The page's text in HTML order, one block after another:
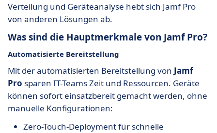
Verteilung und Geräteanalyse hebt sich Jamf Pro
von anderen Lösungen ab.
Was sind die Hauptmerkmale von Jamf Pro?
Automatisierte Bereitstellung
Mit der automatisierten Bereitstellung von Jamf
Pro sparen IT-Teams Zeit und Ressourcen. Geräte
können sofort einsatzbereit gemacht werden, ohne
manuelle Konfigurationen:
Zero-Touch-Deployment für schnelle